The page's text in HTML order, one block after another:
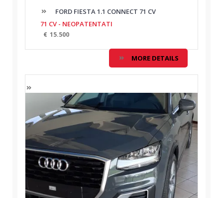
FORD FIESTA 1.1 CONNECT 71 CV
71 CV - NEOPATENTATI
€ 15.500
MORE DETAILS